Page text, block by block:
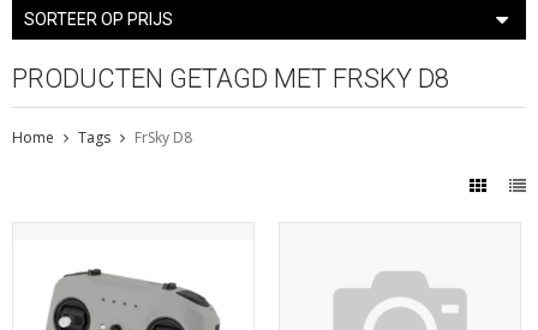
SORTEER OP PRIJS
PRODUCTEN GETAGD MET FRSKY D8
Home Tags FrSky D8